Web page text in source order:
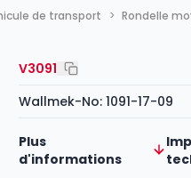
de transport Rondelle
V3091
Wallmek-No: 1091-17-09
Plus
d'informations